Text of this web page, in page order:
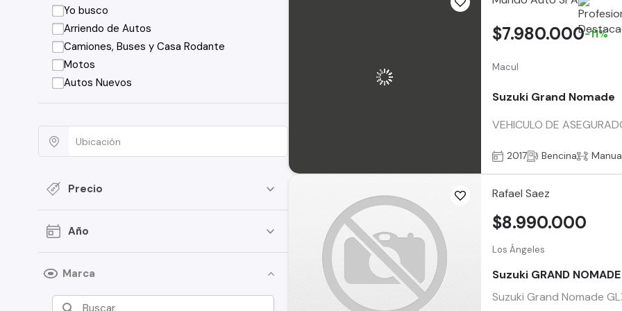
Yo busco
Arriendo de Autos
Camiones, Buses y Casa Rodante
Motos
Autos Nuevos
Precio
Año
Marca
Macul
Suzuki Grand Nomade
VEHICULO DE
$7.980.000-11%
2017 Bencina
Rafael Saez
Los Ángeles
Suzuki GRAND NOMADE
Suzuki Grand Nomade
$8.990.000